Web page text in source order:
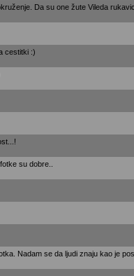
Da su one žute Vileda
cestitki :)
su dobre..
Nadam se da ljudi znaju kao je